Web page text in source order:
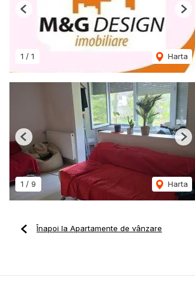
1 / 1 Harta
Previous Next
1 / 9 Harta
Previous Next
Înapoi la Apartamente de vânzare